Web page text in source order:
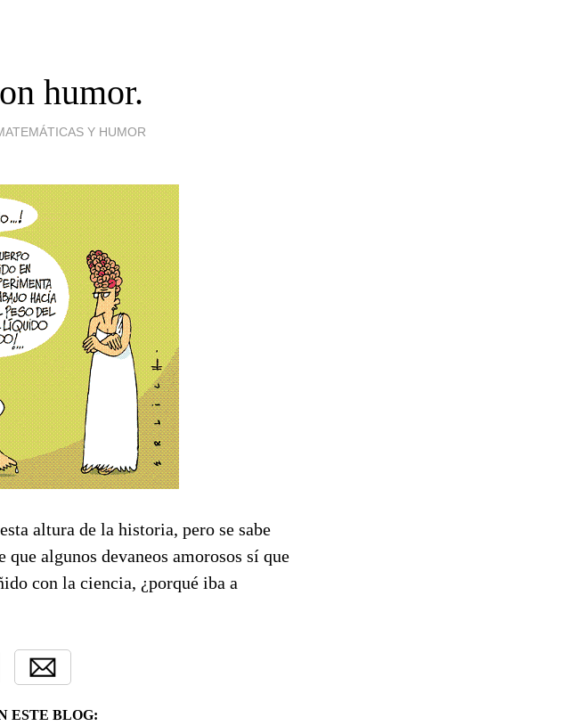
humor.
Y HUMOR
altura de la historia, pero se sabe
algunos devaneos amorosos sí que
con la ciencia, ¿porqué iba a
ESTE BLOG: